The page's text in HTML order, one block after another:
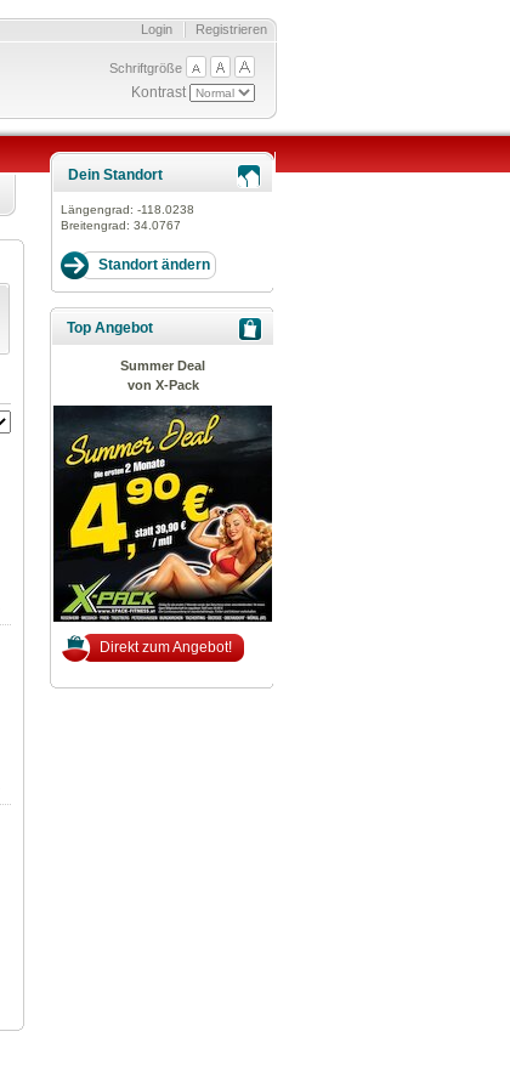
Registrieren
Login
Schriftgröße
Kontrast
Dein Standort
Längengrad: -118.0238
Breitengrad: 34.0767
Top Angebot
Summer Deal
von X-Pack
Direkt zum Angebot!